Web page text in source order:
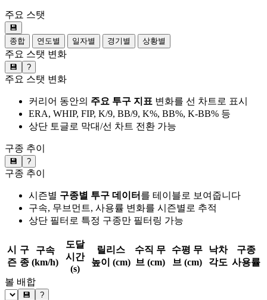
주요 스탯
💾
종합
연도별 일자별 경기별 상황별
주요 스탯 변화
💾 ?
주요 스탯 변화
커리어 동안의 주요 투구 지표 변화를 선 차트로 표시
ERA, WHIP, FIP, K/9, BB/9, K%, BB%, K-BB% 등
상단 토글로 막대/선 차트 전환 가능
구종 추이
💾 ?
구종 추이
시즌별 구종별 투구 데이터 를 테이블로 보여줍니다
구속, 무브먼트, 사용률 변화를 시즌별로 추적
상단 필터로 특정 구종만 필터링 가능
시
즌
구
종
구속
(km/h)
도달
시간
(s)
릴리스
높이 (cm)
수직 무
브 (cm)
수평 무
브 (cm)
낙차
각도
구종
사용률
볼 배합
💾 ?